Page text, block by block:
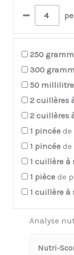
–
250
300
50
2 cuillères
2 cuillères
1 pincée de
1 pincée de
1 cuillère à
1 pièce de
1 cuillère à
Analyse
Nutri-